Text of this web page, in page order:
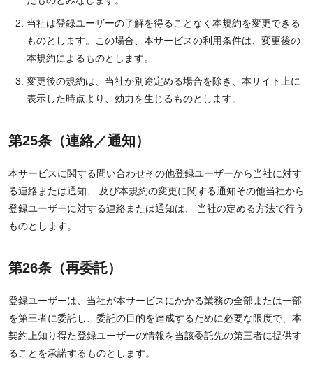
当社は登録ユーザーの了解を得ることなく本規約を変更できる
ものとします。この場合、本サービスの利用条件は、変更後の
本規約によるものとします。
変更後の規約は、当社が別途定める場合を除き、本サイト上に
表示した時点より、効力を生じるものとします。
第25条（連絡／通知）
本サービスに関する問い合わせその他登録ユーザーから当社に対す
る連絡または通知、 及び本規約の変更に関する通知その他当社から
登録ユーザーに対する連絡または通知は、 当社の定める方法で行う
ものとします。
第26条（再委託）
登録ユーザーは、当社が本サービスにかかる業務の全部または一部
を第三者に委託し、委託の目的を達成するために必要な限度で、本
契約上知り得た登録ユーザーの情報を当該委託先の第三者に提供す
ることを承諾するものとします。